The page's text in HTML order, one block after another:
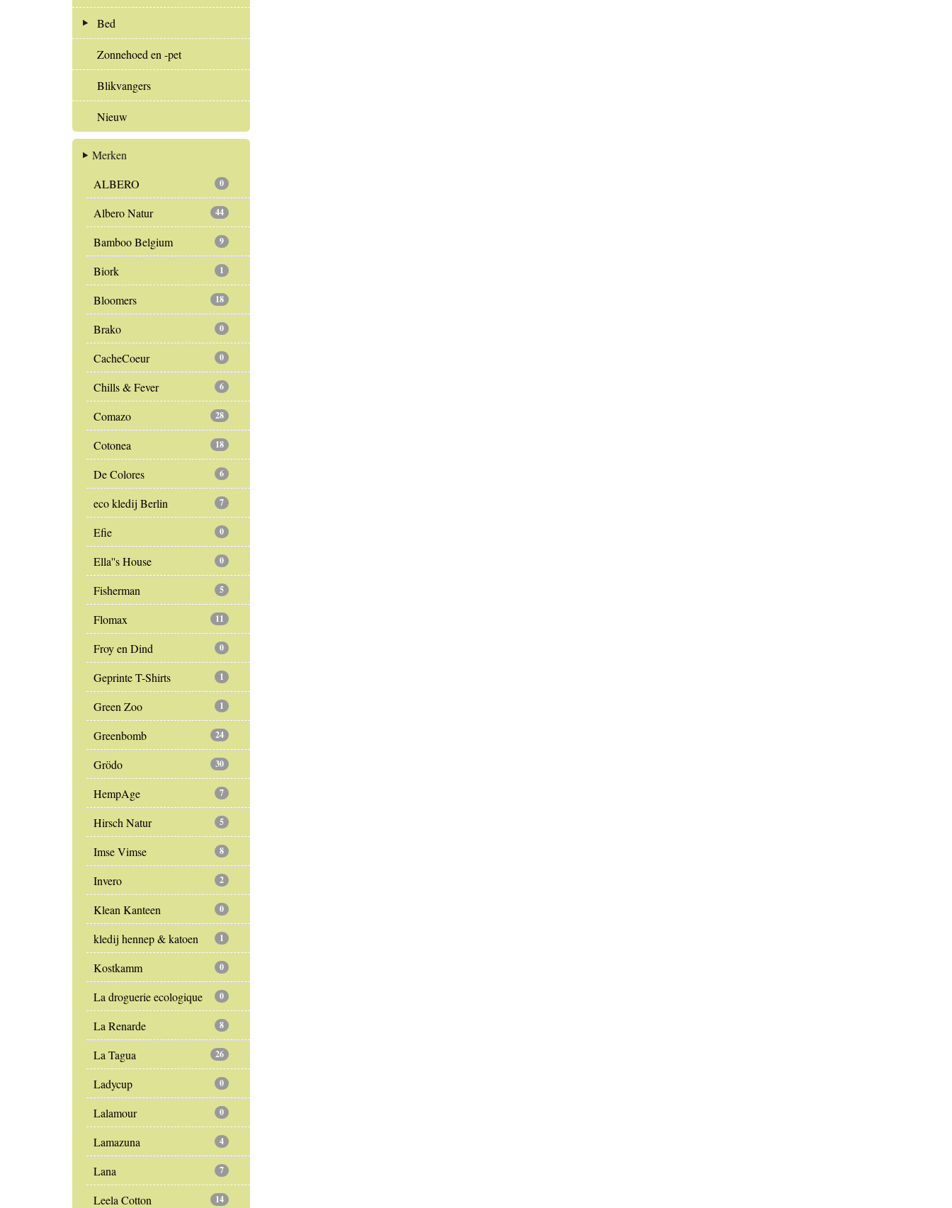
Bed
Zonnehoed en -pet
Blikvangers
Nieuw
Merken
ALBERO
0
Albero Natur 44
Bamboo Belgium 9
Biork 1
Bloomers 18
Brako 0
CacheCoeur 0
Chills & Fever 6
Comazo 28
Cotonea 18
De Colores 6
eco kledij Berlin 7
Efie 0
Ella''s House 0
Fisherman 5
Flomax 11
Froy en Dind 0
Geprinte T-Shirts 1
Green Zoo 1
Greenbomb 24
Grödo 30
HempAge 7
Hirsch Natur 5
Imse Vimse 8
Invero 2
Klean Kanteen 0
kledij hennep & katoen 1
Kostkamm 0
La droguerie ecologique 0
La Renarde 8
La Tagua 26
Ladycup 0
Lalamour 0
Lamazuna 4
Lana 7
Leela Cotton 14